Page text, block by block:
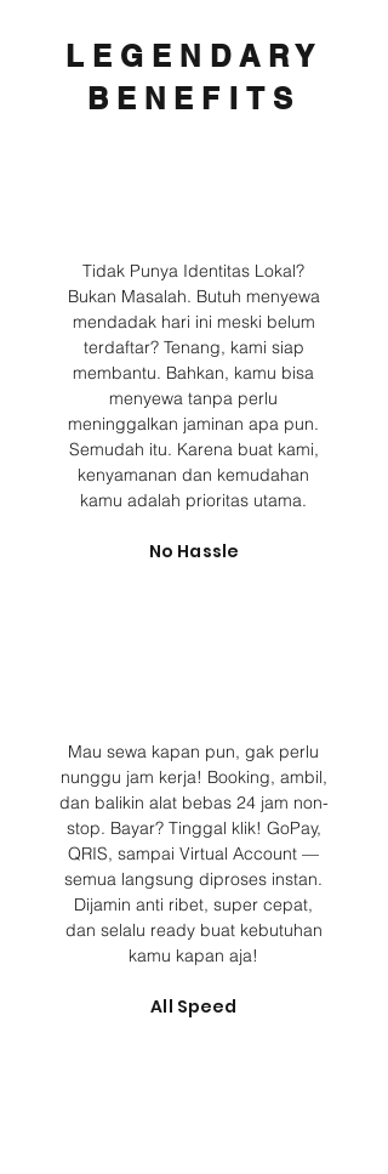
LEGENDARY
BENEFITS
Tidak Punya Identitas Lokal?
Bukan Masalah. Butuh menyewa
mendadak hari ini meski belum
terdaftar? Tenang, kami siap
membantu. Bahkan, kamu bisa
menyewa tanpa perlu
meninggalkan jaminan apa pun.
Semudah itu. Karena buat kami,
kenyamanan dan kemudahan
kamu adalah prioritas utama.
No Hassle
Mau sewa kapan pun, gak perlu
nunggu jam kerja! Booking, ambil,
dan balikin alat bebas 24 jam non-
stop. Bayar? Tinggal klik! GoPay,
QRIS, sampai Virtual Account —
semua langsung diproses instan.
Dijamin anti ribet, super cepat,
dan selalu ready buat kebutuhan
kamu kapan aja!
All Speed